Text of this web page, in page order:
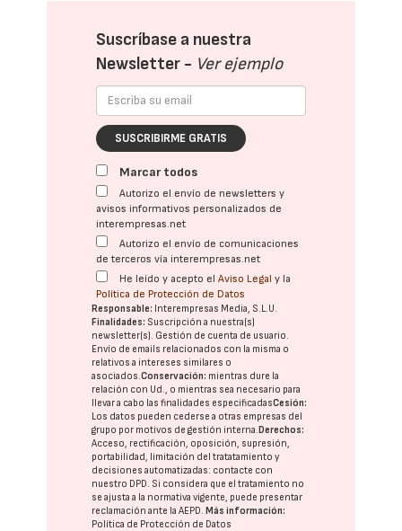
Suscríbase a nuestra
Newsletter - Ver ejemplo
SUSCRIBIRME GRATIS
Marcar todos
Autorizo el envío de newsletters y
avisos informativos personalizados de
interempresas.net
Autorizo el envío de comunicaciones
de terceros vía interempresas.net
He leído y acepto elAviso Legal y la
Política de Protección de Datos
Responsable: Interempresas Media, S.L.U.
Finalidades: Suscripción a nuestra(s)
newsletter(s). Gestión de cuenta de usuario.
Envío de emails relacionados con la misma o
relativos a intereses similares o
asociados.Conservación: mientras dure la
relación con Ud., o mientras sea necesario para
llevar a cabo las finalidades especificadasCesión:
Los datos pueden cederse a otras empresas del
grupo por motivos de gestión interna.Derechos:
Acceso, rectificación, oposición, supresión,
portabilidad, limitación del tratatamiento y
decisiones automatizadas: contacte con
nuestro DPD. Si considera que el tratamiento no
se ajusta a la normativa vigente, puede presentar
reclamación ante laAEPD.Más información:
Política de Protección de Datos